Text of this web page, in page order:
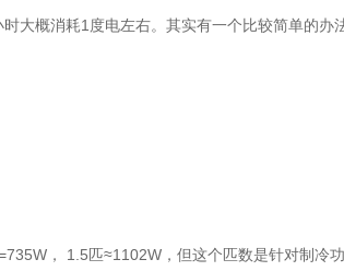
概消耗1度电左右。其实有一个比较简单的办
， 1.5匹≈1102W，但这个匹数是针对制冷